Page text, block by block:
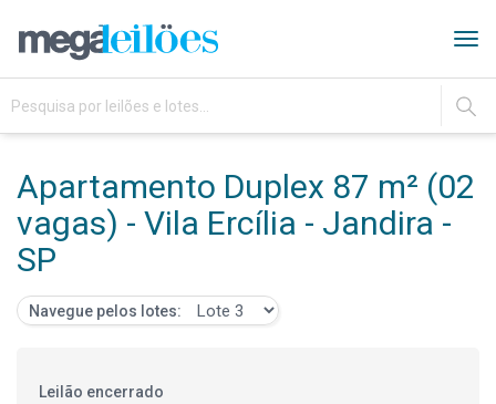
IR
Apartamento Duplex 87 m² (02
vagas) - Vila Ercília - Jandira -
SP
Navegue pelos lotes:
Leilão encerrado